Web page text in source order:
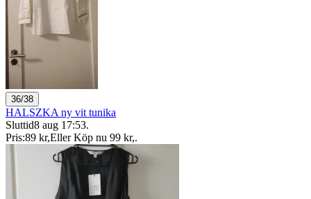
36/38
HALSZKA ny vit tunika
Sluttid8 aug 17:53.
Pris:89 kr,Eller Köp nu 99 kr,.